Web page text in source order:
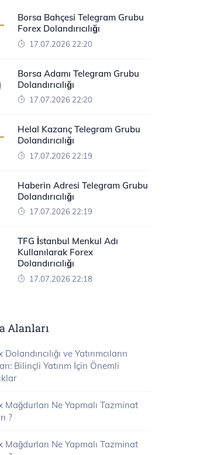
Borsa Bahçesi Telegram Grubu
Forex Dolandırıcılığı
17.07.2026 22:20
Borsa Adamı Telegram Grubu
Dolandırıcılığı
17.07.2026 22:20
Helal Kazanç Telegram Grubu
Dolandırıcılığı
17.07.2026 22:19
Haberin Adresi Telegram Grubu
Dolandırıcılığı
17.07.2026 22:19
TFG İstanbul Menkul Adı
Kullanılarak Forex
Dolandırıcılığı
17.07.2026 22:18
Alanları
Dolandırıcılığı ve Yatırımcıların
Bilinçli Yatırım İçin Önemli
Mağdurları Ne Yapmalı Tazminat
?
Mağdurları Ne Yapmalı Tazminat